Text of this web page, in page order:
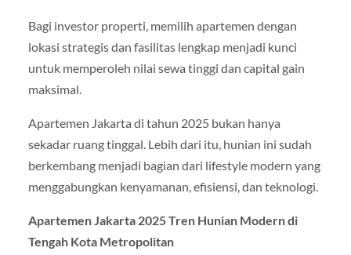
Bagi investor properti, memilih apartemen dengan
lokasi strategis dan fasilitas lengkap menjadi kunci
untuk memperoleh nilai sewa tinggi dan capital gain
maksimal.
Apartemen Jakarta di tahun 2025 bukan hanya
sekadar ruang tinggal. Lebih dari itu, hunian ini sudah
berkembang menjadi bagian dari lifestyle modern yang
menggabungkan kenyamanan, efisiensi, dan teknologi.
Apartemen Jakarta 2025 Tren Hunian Modern di
Tengah Kota Metropolitan